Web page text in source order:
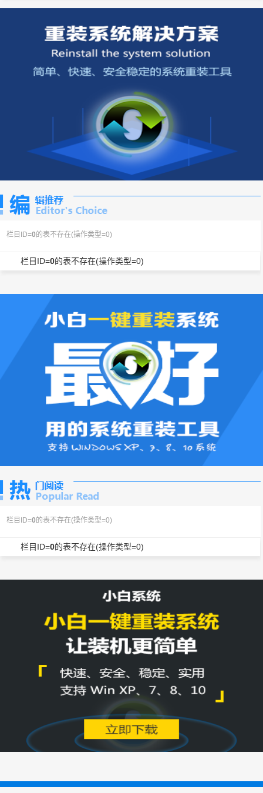
栏目ID=0的表不存在(操作类型=0)
栏目ID=0的表不存在(操作类型=0)
栏目ID=0的表不存在(操作类型=0)
栏目ID=0的表不存在(操作类型=0)